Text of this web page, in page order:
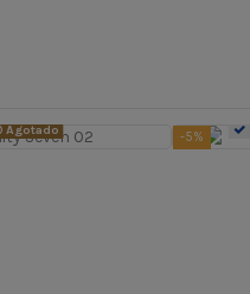
Agotado -5%